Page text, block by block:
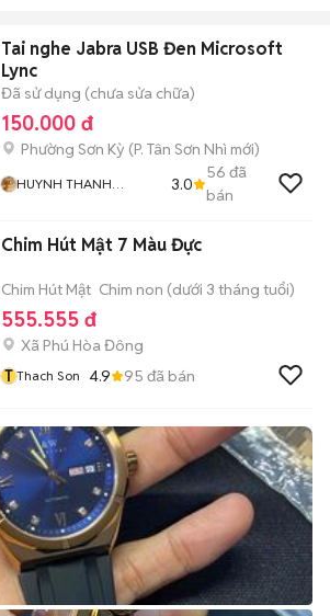
Tai nghe Jabra USB Đen Microsoft
Lync
Đã sử dụng (chưa sửa chữa)
150.000 đ
Phường Sơn Kỳ (P. Tân Sơn Nhì mới)
HUYNH THANH
3.0
56 đã
bán
Chim Hút Mật 7 Màu Đực
Chim Hút Mật Chim non (dưới 3 tháng tuổi)
555.555 đ
Xã Phú Hòa Đông
T Thach Son 4.9 95 đã bán